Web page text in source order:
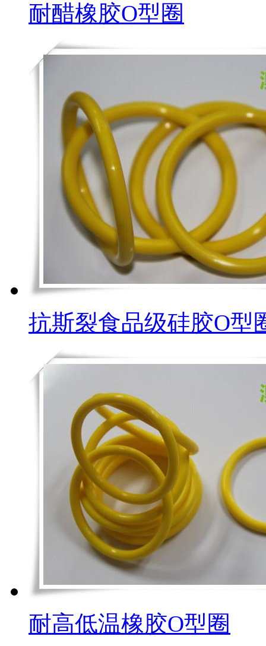
耐醋橡胶O型圈
抗斯裂食品级硅胶O型
耐高低温橡胶O型圈